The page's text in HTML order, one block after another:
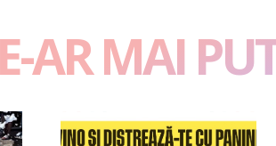
AR MAI